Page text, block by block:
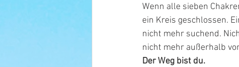
Wenn alle sieben
ein Kreis geschlossen.
nicht mehr suchend.
nicht mehr außerhalb
Der Weg bist du.